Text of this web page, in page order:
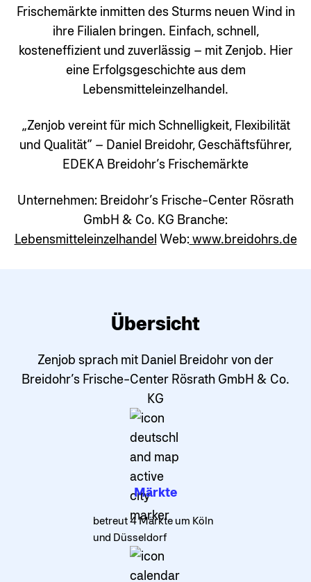
Frischemärkte inmitten des Sturms neuen Wind in
ihre Filialen bringen. Einfach, schnell,
kosteneffizient und zuverlässig – mit Zenjob. Hier
eine Erfolgsgeschichte aus dem
Lebensmitteleinzelhandel.
„Zenjob vereint für mich Schnelligkeit, Flexibilität
und Qualität” – Daniel Breidohr, Geschäftsführer,
EDEKA Breidohr’s Frischemärkte
Unternehmen: Breidohr’s Frische-Center Rösrath
GmbH & Co. KG Branche:
Lebensmitteleinzelhandel Web: www.breidohrs.de
Märkte
betreut 4 Märkte um Köln
und Düsseldorf
Übersicht
Zenjob sprach mit Daniel Breidohr von der
Breidohr’s Frische-Center Rösrath GmbH & Co.
KG